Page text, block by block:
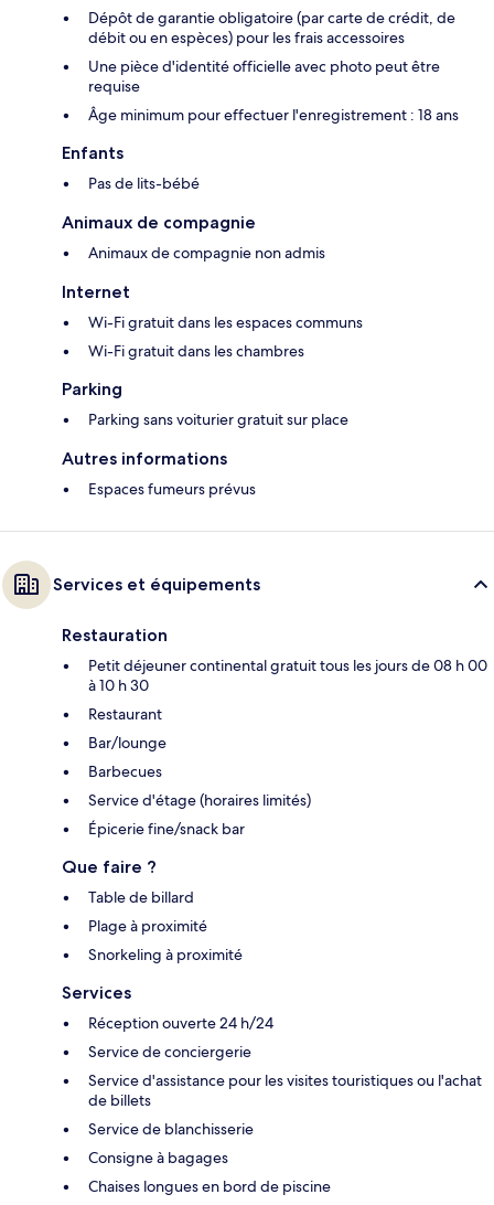
Dépôt de garantie obligatoire (par carte de crédit, de
débit ou en espèces) pour les frais accessoires
Une pièce d'identité officielle avec photo peut être
requise
Âge minimum pour effectuer l'enregistrement : 18 ans
Enfants
Pas de lits-bébé
Animaux de compagnie
Animaux de compagnie non admis
Internet
Wi-Fi gratuit dans les espaces communs
Wi-Fi gratuit dans les chambres
Parking
Parking sans voiturier gratuit sur place
Autres informations
Espaces fumeurs prévus
Services et équipements
Restauration
Petit déjeuner continental gratuit tous les jours de 08 h 00
à 10 h 30
Restaurant
Bar/lounge
Barbecues
Service d'étage (horaires limités)
Épicerie fine/snack bar
Que faire ?
Table de billard
Plage à proximité
Snorkeling à proximité
Services
Réception ouverte 24 h/24
Service de conciergerie
Service d'assistance pour les visites touristiques ou l'achat
de billets
Service de blanchisserie
Consigne à bagages
Chaises longues en bord de piscine